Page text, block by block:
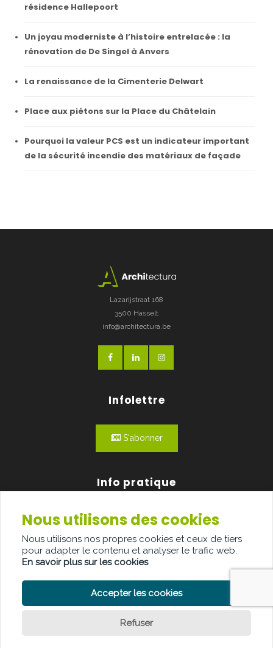
résidence Hallepoort
Un joyau moderniste à l’histoire entrelacée : la
rénovation de De Singel à Anvers
La renaissance de la Cimenterie Delwart
Place aux piétons sur la Place du Châtelain
Pourquoi la valeur PCS est un indicateur important
de la sécurité incendie des matériaux de façade
Lazarijstraat 168
3500 Hasselt
info@architectura.be
Infolettre
S'abonner
Info pratique
Qui sommes-nous?
Publicité
Contact
POLITIQUE DE CONFIDENTIALITÉ
Nous utilisons des cookies
Nous utilisons nos propres cookies et ceux de tiers
pour adapter le contenu et analyser le trafic web.
En savoir plus sur les cookies
Accepter les cookies
Refuser